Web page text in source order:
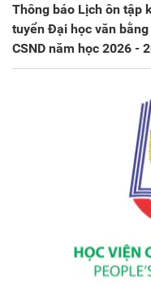
Thông báo Lịch ôn tập
tuyển Đại học văn
CSND năm học 2026 -